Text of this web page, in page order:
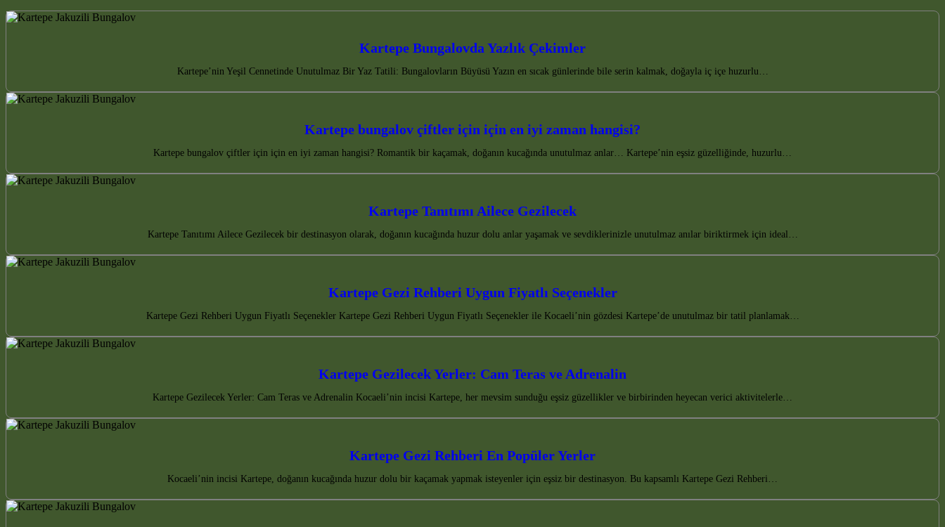
Kartepe Bungalovda Yazlık Çekimler
Kartepe’nin Yeşil Cennetinde Unutulmaz Bir Yaz Tatili: Bungalovların Büyüsü Yazın en sıcak günlerinde bile serin kalmak, doğayla iç içe huzurlu…
Kartepe bungalov çiftler için için en iyi zaman hangisi?
Kartepe bungalov çiftler için için en iyi zaman hangisi? Romantik bir kaçamak, doğanın kucağında unutulmaz anlar… Kartepe’nin eşsiz güzelliğinde, huzurlu…
Kartepe Tanıtımı Ailece Gezilecek
Kartepe Tanıtımı Ailece Gezilecek bir destinasyon olarak, doğanın kucağında huzur dolu anlar yaşamak ve sevdiklerinizle unutulmaz anılar biriktirmek için ideal…
Kartepe Gezi Rehberi Uygun Fiyatlı Seçenekler
Kartepe Gezi Rehberi Uygun Fiyatlı Seçenekler Kartepe Gezi Rehberi Uygun Fiyatlı Seçenekler ile Kocaeli’nin gözdesi Kartepe’de unutulmaz bir tatil planlamak…
Kartepe Gezilecek Yerler: Cam Teras ve Adrenalin
Kartepe Gezilecek Yerler: Cam Teras ve Adrenalin Kocaeli’nin incisi Kartepe, her mevsim sunduğu eşsiz güzellikler ve birbirinden heyecan verici aktivitelerle…
Kartepe Gezi Rehberi En Popüler Yerler
Kocaeli’nin incisi Kartepe, doğanın kucağında huzur dolu bir kaçamak yapmak isteyenler için eşsiz bir destinasyon. Bu kapsamlı Kartepe Gezi Rehberi…